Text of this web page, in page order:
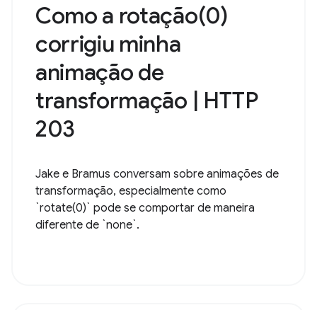
Como a rotação(0)
corrigiu minha
animação de
transformação | HTTP
203
Jake e Bramus conversam sobre animações de
transformação, especialmente como
`rotate(0)` pode se comportar de maneira
diferente de `none`.